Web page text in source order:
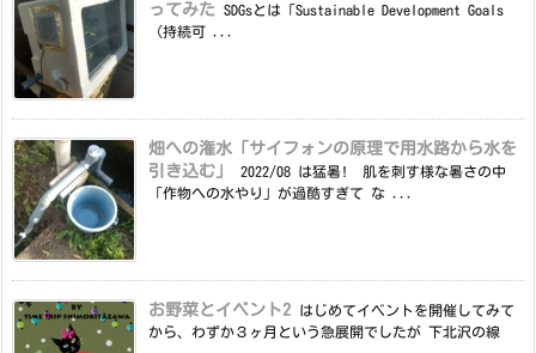
ってみた
SDGsとは「Sustainable Development Goals
（持続可 ...
畑への潅水「サイフォンの原理で用水路から水を
引き込む」
2022/08 は猛暑! 肌を刺す様な暑さの中
「作物への水やり」が過酷すぎて な ...
お野菜とイベント2
はじめてイベントを開催してみて
から、わずか３ヶ月という急展開でしたが 下北沢の線